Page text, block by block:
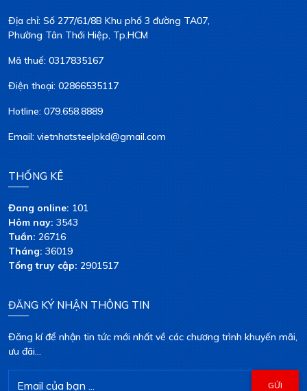
Địa chỉ: Số 277/61/8B Khu phố 3 đường TA07,
Phường Tân Thới Hiệp, Tp.HCM
Mã thuế: 0317835167
Điện thoại: 02866535117
Hotline: 079.658.8889
Email: vietnhatsteelpkd@gmail.com
THỐNG KÊ
Đang online:101
Hôm nay:3543
Tuần:26716
Tháng:36019
Tổng truy cập:2901517
ĐĂNG KÝ NHẬN THÔNG TIN
Đăng kí để nhận tin tức mới nhất về các chương trình khuyến mãi,
ưu đãi...